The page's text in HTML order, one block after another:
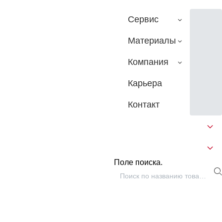
Сервис
Материалы
Компания
Карьера
Контакт
Поле поиска.